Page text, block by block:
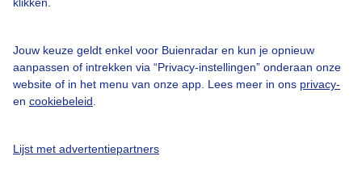
Jouw keuze geldt enkel voor Buienradar en kun je opnieuw
aanpassen of intrekken via “Privacy-instellingen” onderaan onze
website of in het menu van onze app. Lees meer in ons privacy-
en cookiebeleid
Lijst met advertentiepartners
Buienradar Team
Privacy beleid
Privacy instellingen